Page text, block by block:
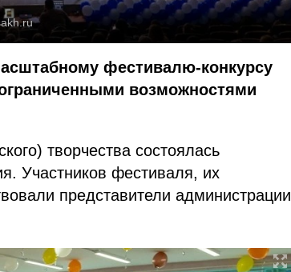
фестивалю-конкурсу
возможностями
творчества состоялась
Участников фестиваля, их
представители администрации